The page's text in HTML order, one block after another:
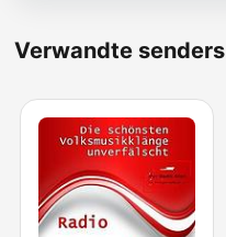
Verwandte senders